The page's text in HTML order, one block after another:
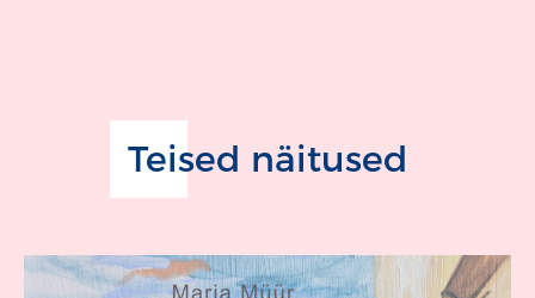
Teised näitused